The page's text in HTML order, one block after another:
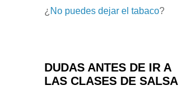
¿ No puedes dejar el tabaco?
DUDAS ANTES DE IR A
LAS CLASES DE SALSA